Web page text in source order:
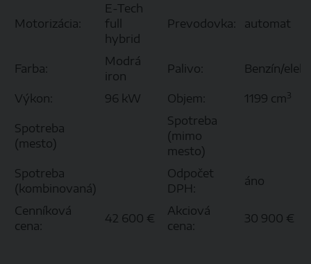
Motorizácia:
E-Tech
full
hybrid
Prevodovka: automat
Farba:
Modrá
iron
Palivo: Benzín/
Výkon: 96 kW Objem: 1199 cm3
Spotreba
(mesto)
Spotreba
(mimo
mesto)
Spotreba
(kombinovaná)
Odpočet
DPH:
áno
Cenníková
cena:
42 600 €
Akciová
cena:
30 900 €